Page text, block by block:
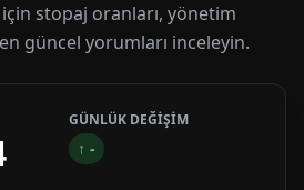
stopaj oranları, yönetim
güncel yorumları inceleyin.
GÜNLÜK DEĞİŞİM
↑ -